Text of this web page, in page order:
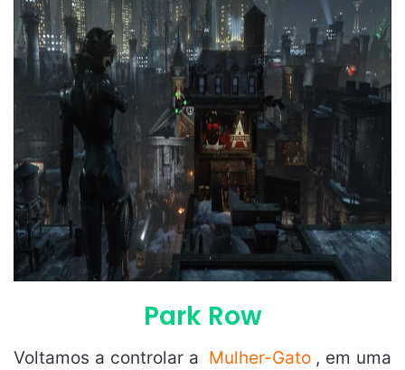
Park Row
Voltamos a controlar a Mulher-Gato , em uma